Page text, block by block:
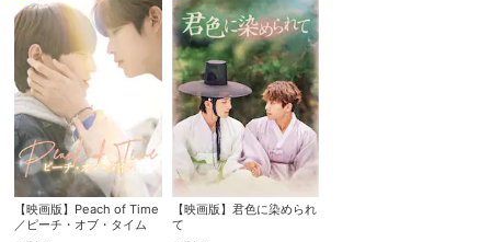
【映画版】Peach of Time
／ピーチ・オブ・タイム
【映画版】君色に染められ
て